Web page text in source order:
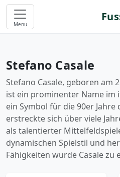
Menu
Stefano Casale
Stefano Casale, geboren am
ist ein prominenter Name im
ein Symbol für die 90er Jahre
erstreckte sich über viele
als talentierter
dynamischen Spielstil und
Fähigkeiten wurde Casale zu